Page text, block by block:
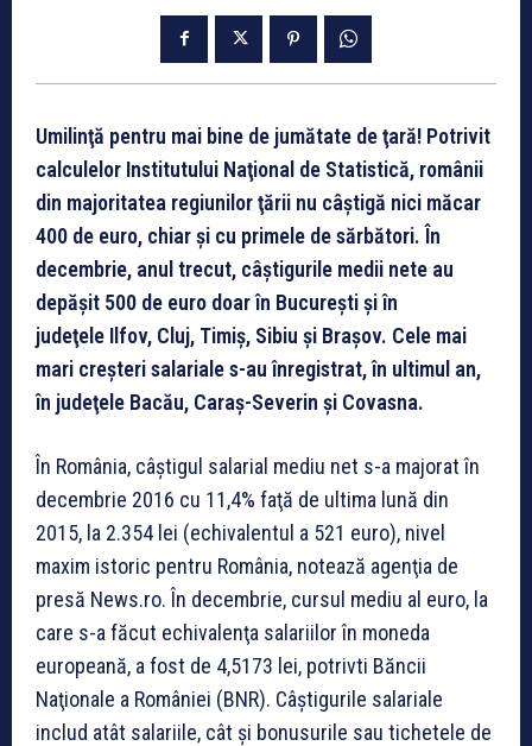
Umilinţă pentru mai bine de jumătate de ţară! Potrivit
calculelor Institutului Naţional de Statistică, românii
din majoritatea regiunilor ţării nu câştigă nici măcar
400 de euro, chiar şi cu primele de sărbători. În
decembrie, anul trecut, câştigurile medii nete au
depăşit 500 de euro doar în Bucureşti şi în
judeţele Ilfov, Cluj, Timiş, Sibiu şi Braşov. Cele mai
mari creşteri salariale s-au înregistrat, în ultimul an,
în judeţele Bacău, Caraş-Severin şi Covasna.
În România, câştigul salarial mediu net s-a majorat în
decembrie 2016 cu 11,4% faţă de ultima lună din
2015, la 2.354 lei (echivalentul a 521 euro), nivel
maxim istoric pentru România, notează agenţia de
presă News.ro. În decembrie, cursul mediu al euro, la
care s-a făcut echivalenţa salariilor în moneda
europeană, a fost de 4,5173 lei, potrivti Băncii
Naţionale a României (BNR). Câştigurile salariale
includ atât salariile, cât şi bonusurile sau tichetele de